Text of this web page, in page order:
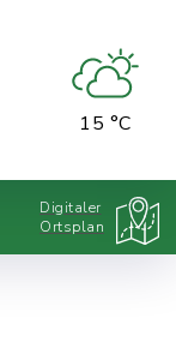
15 °C
Digitaler
Ortsplan